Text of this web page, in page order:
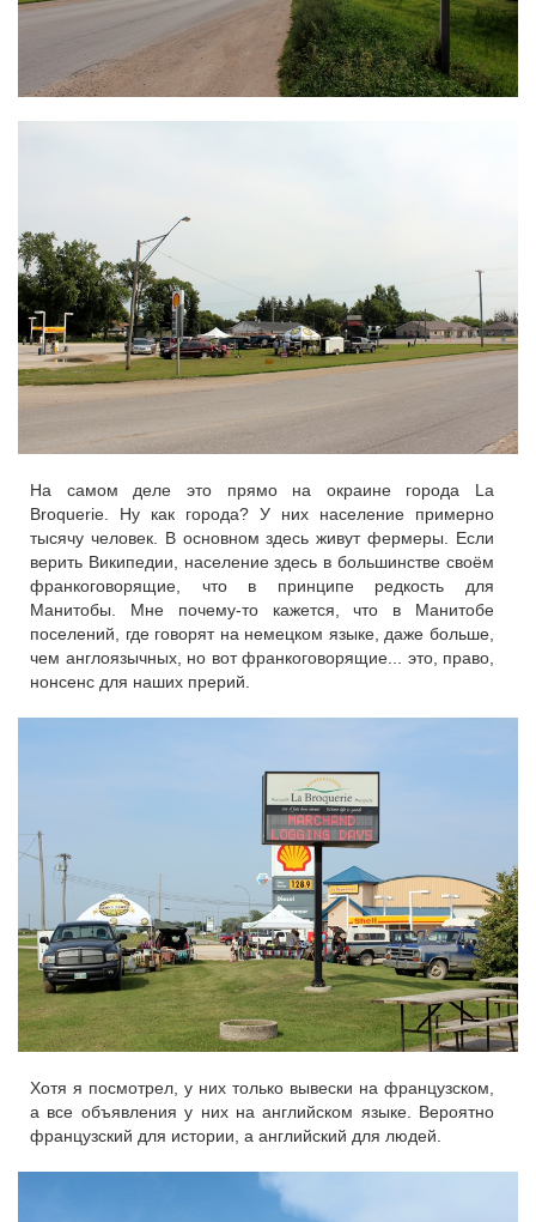
На самом деле это прямо на окраине города La
Broquerie. Ну как города? У них население примерно
тысячу человек. В основном здесь живут фермеры. Если
верить Википедии, население здесь в большинстве своём
франкоговорящие, что в принципе редкость для
Манитобы. Мне почему-то кажется, что в Манитобе
поселений, где говорят на немецком языке, даже больше,
чем англоязычных, но вот франкоговорящие... это, право,
нонсенс для наших прерий.
Хотя я посмотрел, у них только вывески на французском,
а все объявления у них на английском языке. Вероятно
французский для истории, а английский для людей.